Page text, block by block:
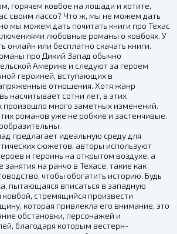
горячем ковбое на лошади и хотите,
своим лассо? Что ж, мы не можем дать
мы можем дать почитать книги про Техас
любовные романы о ковбоях. У
онлайн или бесплатно скачать книги.
про Дикий Запад обычно
Америке и следуют за героем
героиней, вступающих в
отношения. Хотя жанр
насчитывает сотни лет, в этих
произошло много заметных изменений.
романов уже не робкие и застенчивые.
предлагает идеальную среду для
сюжетов, авторы используют
и героинь на открытом воздухе, а
на ранчо в Техасе, такие как
чтобы обогатить историю. Будь
пытающаяся вписаться в западную
стремящийся произвести
которая привлекла его внимание, это
обстановки, персонажей и
благодаря которым вестерн-